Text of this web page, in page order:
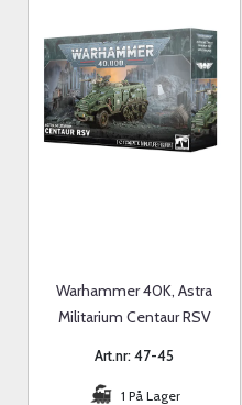
Warhammer 40K, Astra
Militarium Centaur RSV
Art.nr: 47-45
1 På Lager